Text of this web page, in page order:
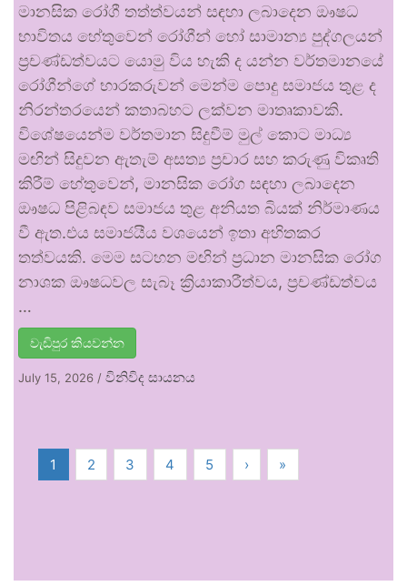
මානසික රෝගී තත්ත්වයන් සඳහා ලබාදෙන ඖෂධ
භාවිතය හේතුවෙන් රෝගීන් හෝ සාමාන්‍ය පුද්ගලයන්
ප්‍රචණ්ඩත්වයට යොමු විය හැකි ද යන්න වර්තමානයේ
රෝගීන්ගේ භාරකරුවන් මෙන්ම පොදු සමාජය තුළ ද
නිරන්තරයෙන් කතාබහට ලක්වන මාතෘකාවකි.
විශේෂයෙන්ම වර්තමාන සිදුවීම් මුල් කොට මාධ්‍ය
මඟින් සිදුවන ඇතැම් අසත්‍ය ප්‍රචාර සහ කරුණු විකෘති
කිරීම් හේතුවෙන්, මානසික රෝග සඳහා ලබාදෙන
ඖෂධ පිළිබඳව සමාජය තුළ අනියත බියක් නිර්මාණය
වී ඇත.එය සමාජයීය වශයෙන් ඉතා අහිතකර
තත්වයකි. මෙම සටහන මඟින් ප්‍රධාන මානසික රෝග
නාශක ඖෂධවල සැබෑ ක්‍රියාකාරීත්වය, ප්‍රචණ්ඩත්වය
…
වැඩිපුර කියවන්න
July 15, 2026 / විනිවිද සායනය
1 2 3 4 5 › »